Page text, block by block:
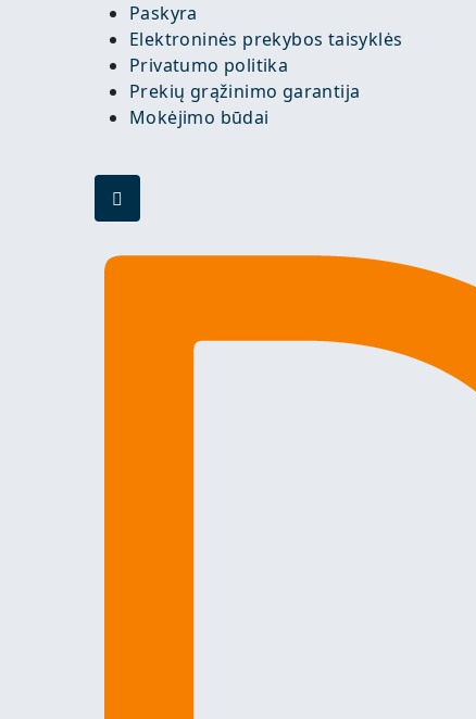
Paskyra
Elektroninės prekybos taisyklės
Privatumo politika
Prekių grąžinimo garantija
Mokėjimo būdai